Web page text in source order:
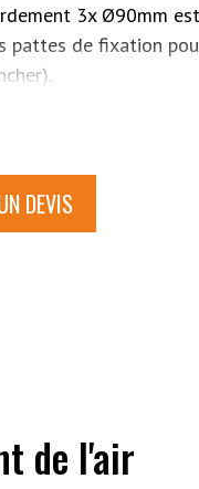
3x Ø90mm
pattes de fixation
DEVIS
de l'air